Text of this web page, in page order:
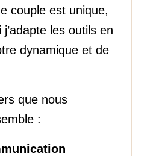
couple est unique,
j’adapte les outils en
dynamique et de
que nous
: